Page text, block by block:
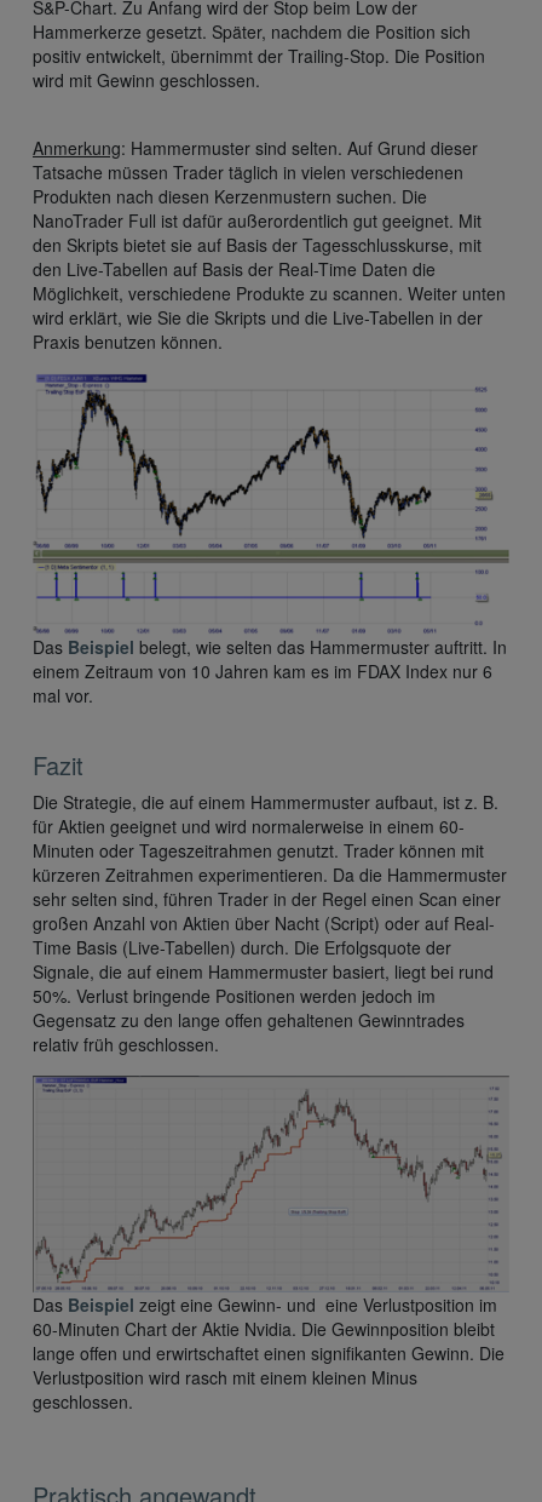
S&P-Chart. Zu Anfang wird der Stop beim Low der
Hammerkerze gesetzt. Später, nachdem die Position sich
positiv entwickelt, übernimmt der Trailing-Stop. Die Position
wird mit Gewinn geschlossen.
Anmerkung: Hammermuster sind selten. Auf Grund dieser
Tatsache müssen Trader täglich in vielen verschiedenen
Produkten nach diesen Kerzenmustern suchen. Die
NanoTrader Full ist dafür außerordentlich gut geeignet. Mit
den Skripts bietet sie auf Basis der Tagesschlusskurse, mit
den Live-Tabellen auf Basis der Real-Time Daten die
Möglichkeit, verschiedene Produkte zu scannen. Weiter unten
wird erklärt, wie Sie die Skripts und die Live-Tabellen in der
Praxis benutzen können.
Das Beispiel belegt, wie selten das Hammermuster auftritt. In
einem Zeitraum von 10 Jahren kam es im FDAX Index nur 6
mal vor.
Fazit
Die Strategie, die auf einem Hammermuster aufbaut, ist z. B.
für Aktien geeignet und wird normalerweise in einem 60-
Minuten oder Tageszeitrahmen genutzt. Trader können mit
kürzeren Zeitrahmen experimentieren. Da die Hammermuster
sehr selten sind, führen Trader in der Regel einen Scan einer
großen Anzahl von Aktien über Nacht (Script) oder auf Real-
Time Basis (Live-Tabellen) durch. Die Erfolgsquote der
Signale, die auf einem Hammermuster basiert, liegt bei rund
50%. Verlust bringende Positionen werden jedoch im
Gegensatz zu den lange offen gehaltenen Gewinntrades
relativ früh geschlossen.
Das Beispiel zeigt eine Gewinn- und eine Verlustposition im
60-Minuten Chart der Aktie Nvidia. Die Gewinnposition bleibt
lange offen und erwirtschaftet einen signifikanten Gewinn. Die
Verlustposition wird rasch mit einem kleinen Minus
geschlossen.